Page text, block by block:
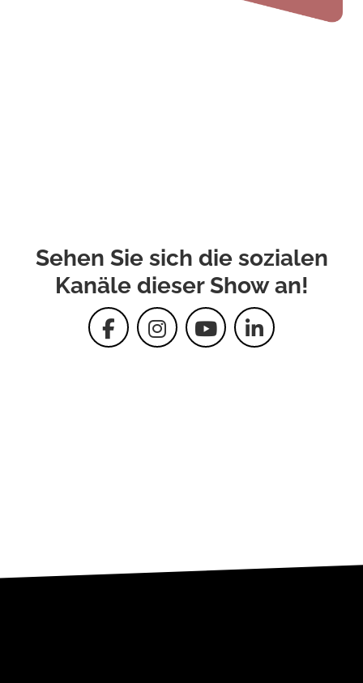
Sehen Sie sich die sozialen
Kanäle dieser Show an!